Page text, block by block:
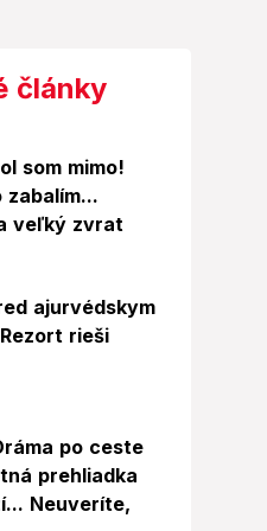
články
som mimo!
zabalím...
veľký zvrat
ajurvédskym
rieši
po ceste
prehliadka
Neuveríte,